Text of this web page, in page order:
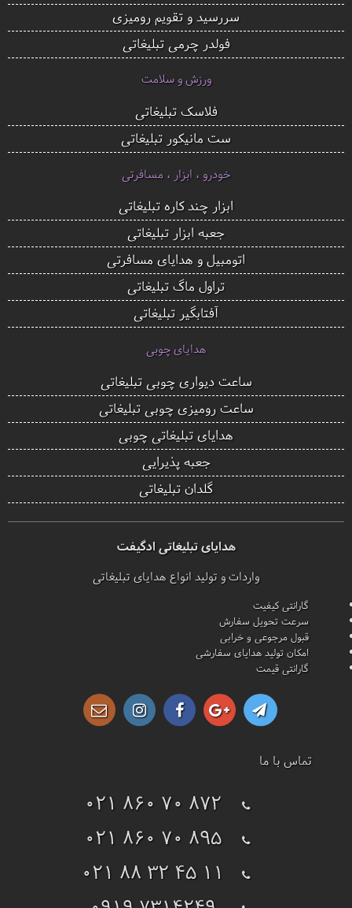
سررسید و تقویم رومیزی
فولدر چرمی تبلیغاتی
ورزش و سلامت
فلاسک تبلیغاتی
ست مانیکور تبلیغاتی
خودرو ، ابزار ، مسافرتی
ابزار چند کاره تبلیغاتی
جعبه ابزار تبلیغاتی
اتومبیل و هدایای مسافرتی
تراول ماگ تبلیغاتی
آفتابگیر تبلیغاتی
هدایای چوبی
ساعت دیواری چوبی تبلیغاتی
ساعت رومیزی چوبی تبلیغاتی
هدایای تبلیغاتی چوبی
جعبه پذیرایی
گلدان تبلیغاتی
هدایای تبلیغاتی ادگیفت
واردات و تولید انواع هدایای تبلیغاتی
گارانتی کیفیت
سرعت تحویل سفارش
قبول مرجوعی و خرابی
امکان تولید هدایای سفارشی
گارانتی قیمت
تماس با ما
021 860 70 872
021 860 70 895
021 88 32 45 11